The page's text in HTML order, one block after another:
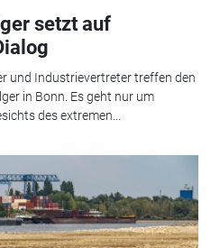
setzt auf
und Industrievertreter treffen den
in Bonn. Es geht nur um
des extremen...